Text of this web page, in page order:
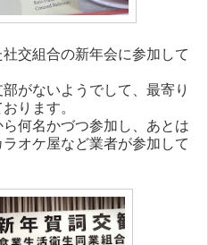
交組合の新年会に参加して
がないようでして、最寄り
ります。
何名かづつ参加し、あとは
オケ屋など業者が参加して